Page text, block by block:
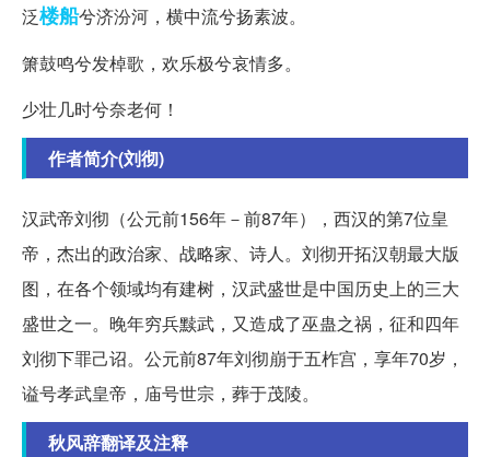
泛楼船兮济汾河，横中流兮扬素波。
箫鼓鸣兮发棹歌，欢乐极兮哀情多。
少壮几时兮奈老何！
作者简介(刘彻)
汉武帝刘彻（公元前156年－前87年），西汉的第7位皇
帝，杰出的政治家、战略家、诗人。刘彻开拓汉朝最大版
图，在各个领域均有建树，汉武盛世是中国历史上的三大
盛世之一。晚年穷兵黩武，又造成了巫蛊之祸，征和四年
刘彻下罪己诏。公元前87年刘彻崩于五柞宫，享年70岁，
谥号孝武皇帝，庙号世宗，葬于茂陵。
秋风辞翻译及注释